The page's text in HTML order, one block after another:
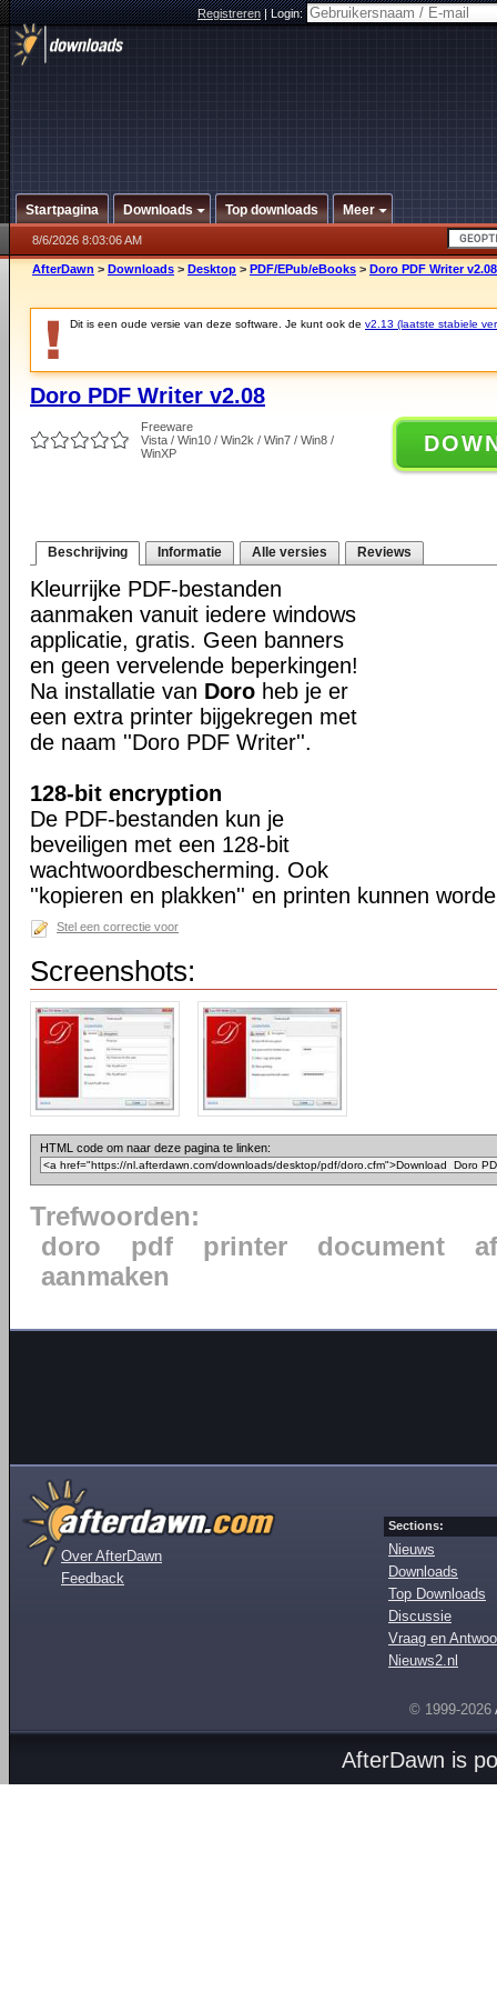
Registreren|Login:
Startpagina Downloads Top downloads Meer
8/6/2026 8:03:06 AM
AfterDawn > Downloads > Desktop > PDF/EPub/eBooks > Doro PDF Writer v2.08
Dit is een oude versie van deze software. Je kunt ook de v2.13 (laatste stabiele
Doro PDF Writer v2.08
Freeware
Vista / Win10 / Win2k / Win7 / Win8 /
WinXP
Beschrijving Informatie Alle versies Reviews
Kleurrijke PDF-bestanden
aanmaken vanuit iedere windows
applicatie, gratis. Geen banners
en geen vervelende beperkingen!
Na installatie van Doro heb je er
een extra printer bijgekregen met
de naam ''Doro PDF Writer''.
128-bit encryption
De PDF-bestanden kun je
beveiligen met een 128-bit
wachtwoordbescherming. Ook
''kopieren en plakken'' en printen kunnen
Stel een correctie voor
Screenshots:
HTML code om naar deze pagina te linken:
Trefwoorden:
doro
pdf printer document
aanmaken
Over AfterDawn
Feedback
Sections:
Nieuws
Downloads
Top Downloads
Discussie
Vraag en
Nieuws2.nl
© 1999-2026
AfterDawn is